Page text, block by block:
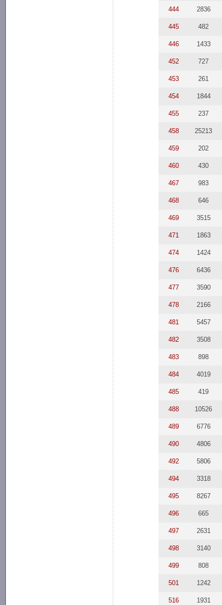
444 2836
445 482
446 1433
452 727
453 261
454 1844
455 237
458 25213
459 202
460 430
467 983
468 646
469 3515
471 1863
474 1424
476 6436
477 3590
478 2166
481 5457
482 3508
483 898
484 4019
485 419
488 10526
489 6776
490 4806
492 5806
494 3318
495 8267
496 665
497 2631
498 3140
499 808
501 1242
516 1931